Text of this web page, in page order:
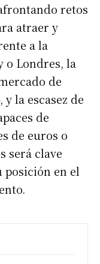
retos
atraer y
a la
o Londres, la
de
la escasez de
de
de euros o
será clave
posición en el